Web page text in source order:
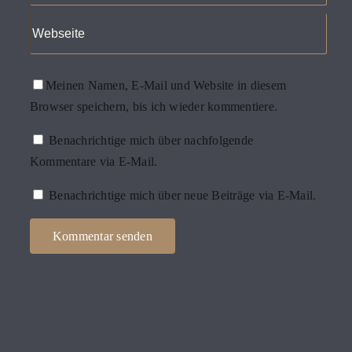
Meinen Namen, E-Mail und Website in diesem
Browser speichern, bis ich wieder kommentiere.
Benachrichtige mich über nachfolgende
Kommentare via E-Mail.
Benachrichtige mich über neue Beiträge via E-Mail.